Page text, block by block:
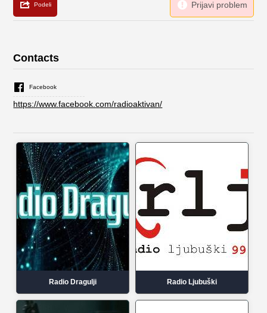
Contacts
Facebook
https://www.facebook.com/radioaktivan/
Radio Dragulji Radio Ljubuški